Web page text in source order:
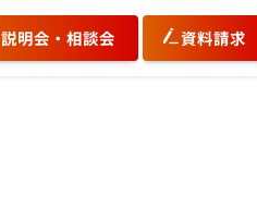
説明会・相談会 資料請求